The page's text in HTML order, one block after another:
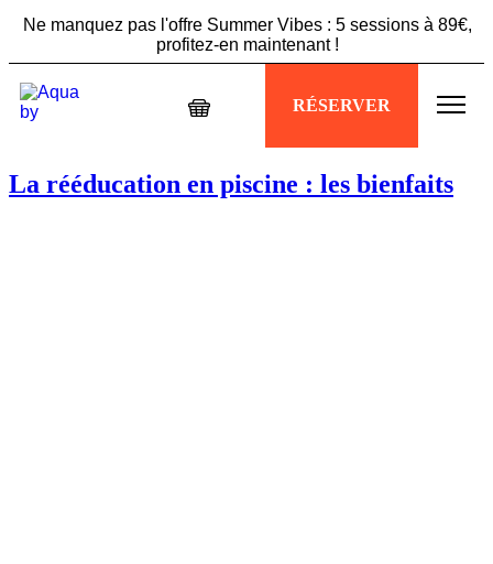
Ne manquez pas l'offre Summer Vibes : 5 sessions à 89€,
profitez-en maintenant !
Échappez à la chaleur, plongez dans votre séance
Aquabiking !
profitez-en maintenant !
RÉSERVER
La rééducation en piscine : les bienfaits